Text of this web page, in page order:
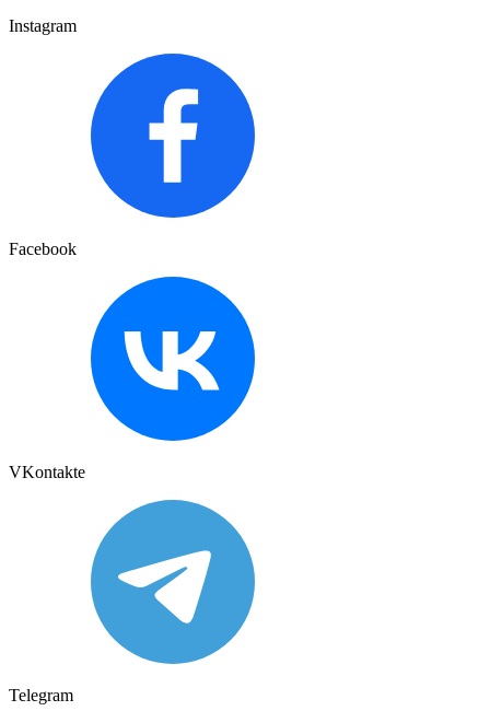
Instagram
Facebook
VKontakte
Telegram